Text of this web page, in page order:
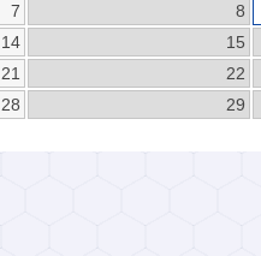
7 8
14 15
21 22
28 29